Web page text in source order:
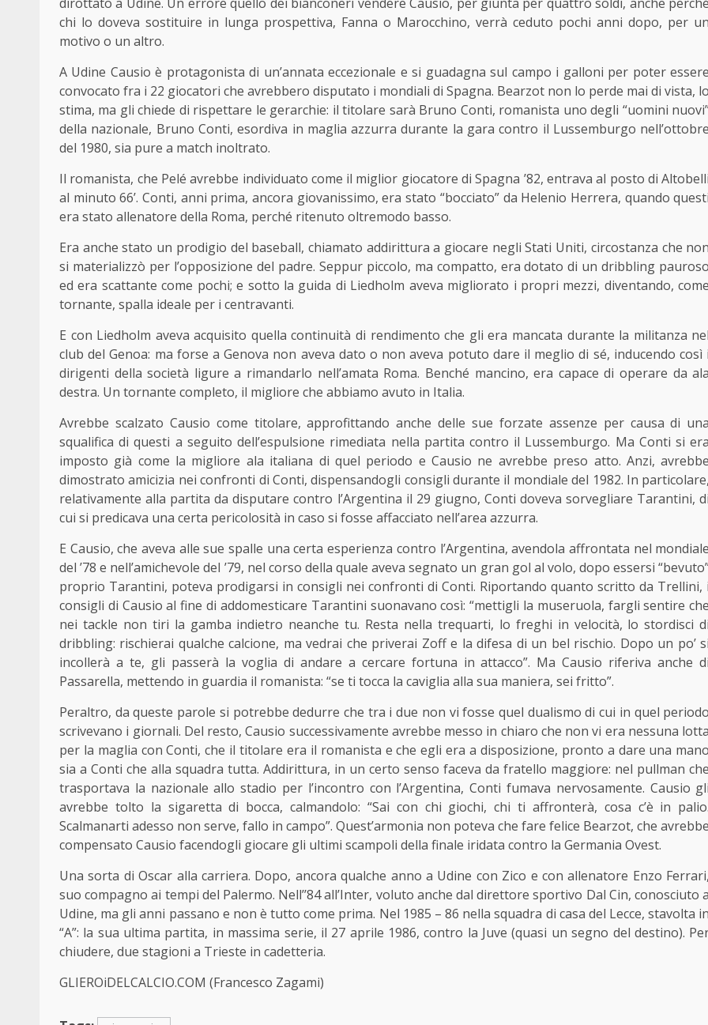
chi lo doveva sostituire in lunga prospettiva, Fanna o Marocchino, verrà ceduto pochi anni dopo, per un
motivo o un altro.
A Udine Causio è protagonista di un’annata eccezionale e si guadagna sul campo i galloni per poter essere
convocato fra i 22 giocatori che avrebbero disputato i mondiali di Spagna. Bearzot non lo perde mai di vista, lo
stima, ma gli chiede di rispettare le gerarchie: il titolare sarà Bruno Conti, romanista uno degli “uomini
della nazionale, Bruno Conti, esordiva in maglia azzurra durante la gara contro il Lussemburgo nell’ottobre
del 1980, sia pure a match inoltrato.
Il romanista, che Pelé avrebbe individuato come il miglior giocatore di Spagna ’82, entrava al posto di Altobelli
al minuto 66’. Conti, anni prima, ancora giovanissimo, era stato “bocciato” da Helenio Herrera, quando questi
era stato allenatore della Roma, perché ritenuto oltremodo basso.
Era anche stato un prodigio del baseball, chiamato addirittura a giocare negli Stati Uniti, circostanza che non
si materializzò per l’opposizione del padre. Seppur piccolo, ma compatto, era dotato di un dribbling pauroso
ed era scattante come pochi; e sotto la guida di Liedholm aveva migliorato i propri mezzi, diventando, come
tornante, spalla ideale per i centravanti.
E con Liedholm aveva acquisito quella continuità di rendimento che gli era mancata durante la militanza nel
club del Genoa: ma forse a Genova non aveva dato o non aveva potuto dare il meglio di sé, inducendo così i
dirigenti della società ligure a rimandarlo nell’amata Roma. Benché mancino, era capace di operare da ala
destra. Un tornante completo, il migliore che abbiamo avuto in Italia.
Avrebbe scalzato Causio come titolare, approfittando anche delle sue forzate assenze per causa di una
squalifica di questi a seguito dell’espulsione rimediata nella partita contro il Lussemburgo. Ma Conti si era
imposto già come la migliore ala italiana di quel periodo e Causio ne avrebbe preso atto. Anzi, avrebbe
dimostrato amicizia nei confronti di Conti, dispensandogli consigli durante il mondiale del 1982. In particolare,
relativamente alla partita da disputare contro l’Argentina il 29 giugno, Conti doveva sorvegliare Tarantini, di
cui si predicava una certa pericolosità in caso si fosse affacciato nell’area azzurra.
E Causio, che aveva alle sue spalle una certa esperienza contro l’Argentina, avendola affrontata nel mondiale
del ’78 e nell’amichevole del ’79, nel corso della quale aveva segnato un gran gol al volo, dopo essersi
proprio Tarantini, poteva prodigarsi in consigli nei confronti di Conti. Riportando quanto scritto da Trellini, i
consigli di Causio al fine di addomesticare Tarantini suonavano così: “mettigli la museruola, fargli sentire che
nei tackle non tiri la gamba indietro neanche tu. Resta nella trequarti, lo freghi in velocità, lo stordisci di
dribbling: rischierai qualche calcione, ma vedrai che priverai Zoff e la difesa di un bel rischio. Dopo un po’ si
incollerà a te, gli passerà la voglia di andare a cercare fortuna in attacco”. Ma Causio riferiva anche di
Passarella, mettendo in guardia il romanista: “se ti tocca la caviglia alla sua maniera, sei fritto”.
Peraltro, da queste parole si potrebbe dedurre che tra i due non vi fosse quel dualismo di cui in quel periodo
scrivevano i giornali. Del resto, Causio successivamente avrebbe messo in chiaro che non vi era nessuna lotta
per la maglia con Conti, che il titolare era il romanista e che egli era a disposizione, pronto a dare una mano
sia a Conti che alla squadra tutta. Addirittura, in un certo senso faceva da fratello maggiore: nel pullman che
trasportava la nazionale allo stadio per l’incontro con l’Argentina, Conti fumava nervosamente. Causio gli
avrebbe tolto la sigaretta di bocca, calmandolo: “Sai con chi giochi, chi ti affronterà, cosa c’è in palio.
Scalmanarti adesso non serve, fallo in campo”. Quest’armonia non poteva che fare felice Bearzot, che avrebbe
compensato Causio facendogli giocare gli ultimi scampoli della finale iridata contro la Germania Ovest.
Una sorta di Oscar alla carriera. Dopo, ancora qualche anno a Udine con Zico e con allenatore Enzo Ferrari,
suo compagno ai tempi del Palermo. Nell’’84 all’Inter, voluto anche dal direttore sportivo Dal Cin, conosciuto a
Udine, ma gli anni passano e non è tutto come prima. Nel 1985 – 86 nella squadra di casa del Lecce, stavolta in
“A”: la sua ultima partita, in massima serie, il 27 aprile 1986, contro la Juve (quasi un segno del destino).
chiudere, due stagioni a Trieste in cadetteria.
GLIEROiDELCALCIO.COM (Francesco Zagami)